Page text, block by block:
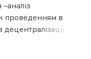
Галус, О. О.
проведенням в
управління